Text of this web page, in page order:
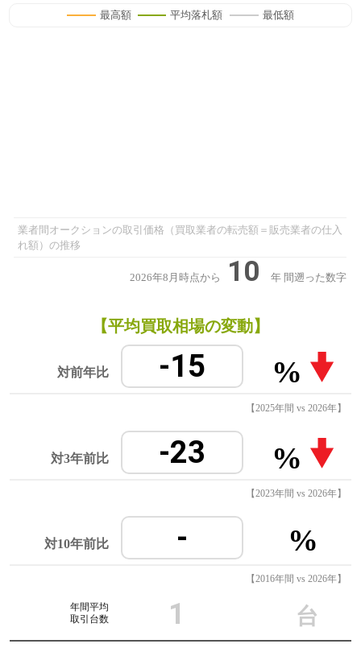
最高額 平均落札額 最低額
業者間オークションの取引価格（買取業者の転売額＝販売業者の仕入
れ額）の推移
2026年8月時点から 10 年 間遡った数字
【平均買取相場の変動】
対前年比 -15 %
【2025年間 vs 2026年】
対3年前比 -23 %
【2023年間 vs 2026年】
対10年前比 - %
【2016年間 vs 2026年】
年間平均
取引台数
1 台